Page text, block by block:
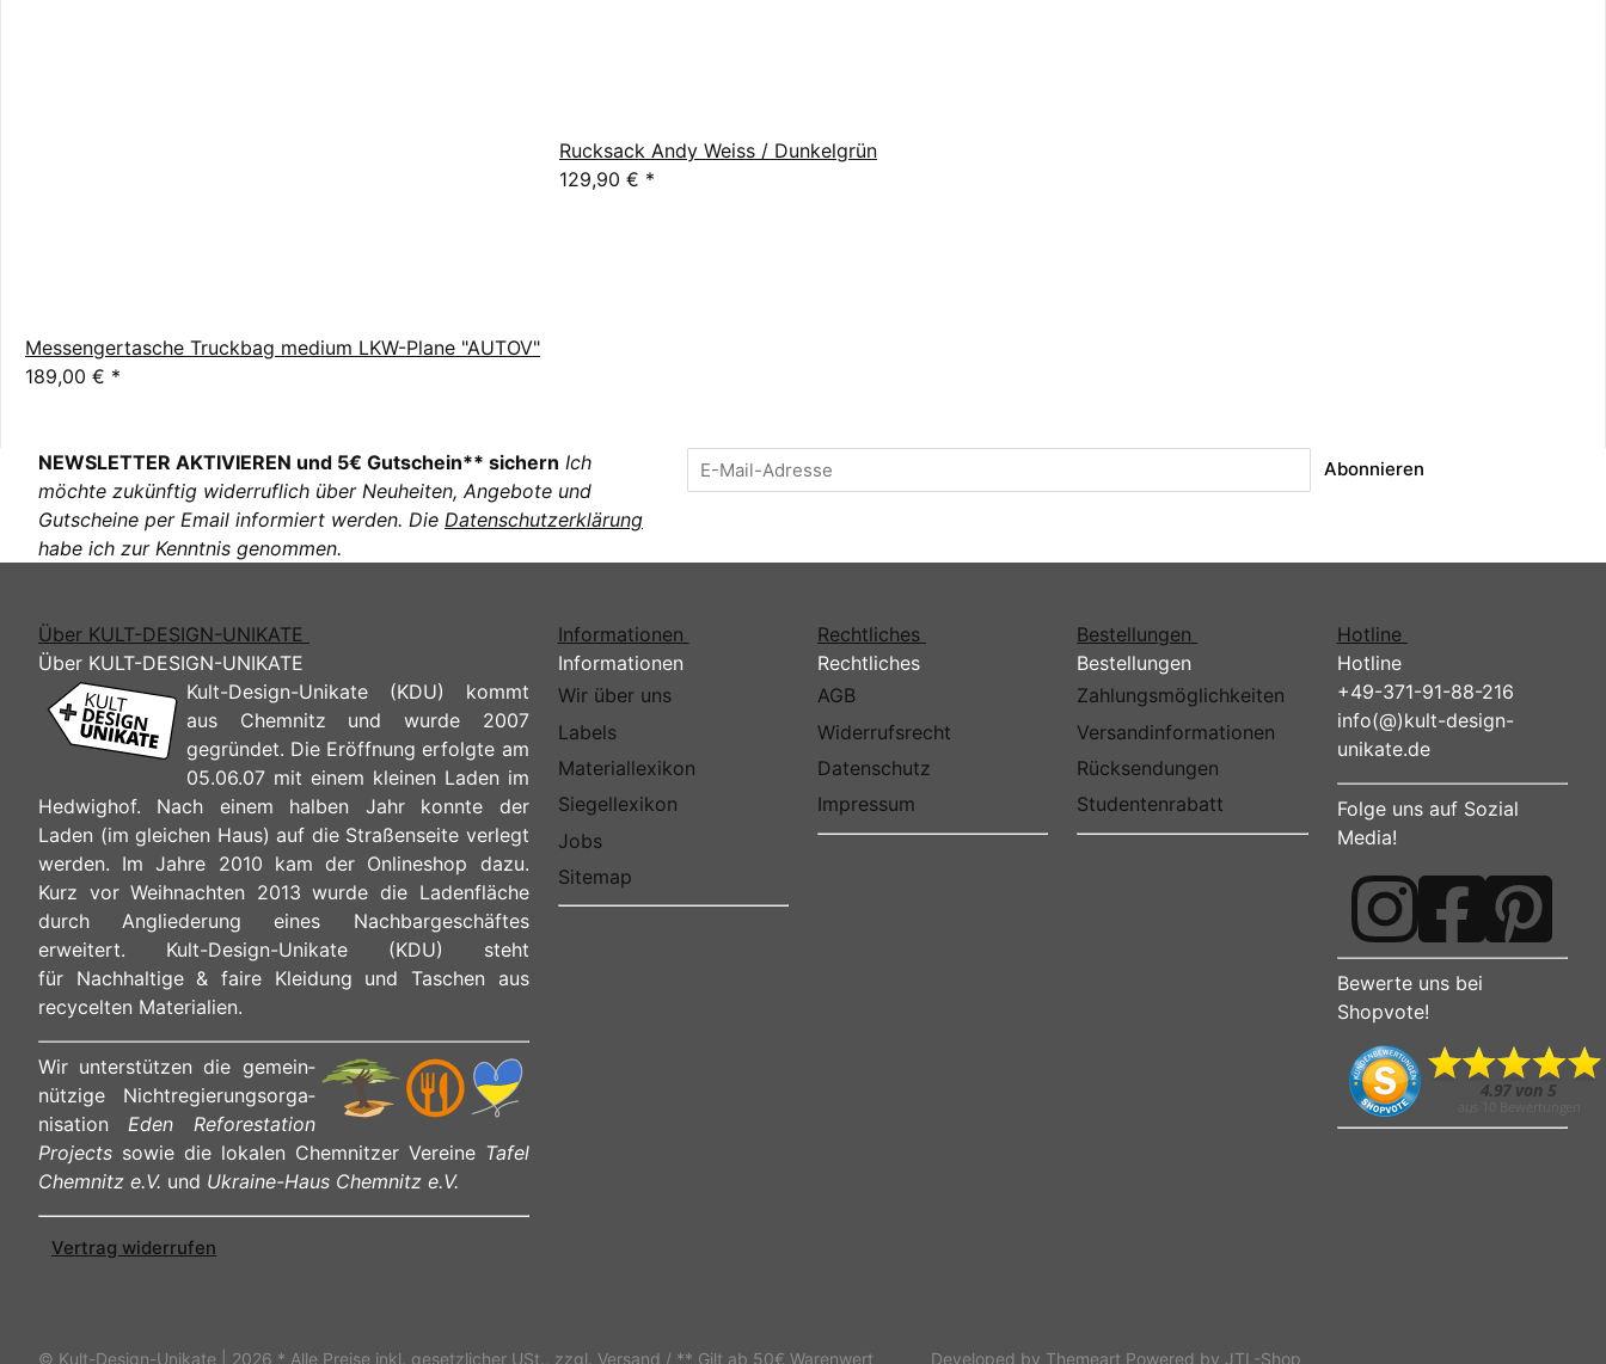
Messengertasche Truckbag medium LKW-Plane "AUTOV"
189,00 € *
Rucksack Andy Weiss / Dunkelgrün
129,90 € *
NEWSLETTER AKTIVIEREN und 5€ Gutschein** sichern Ich
möchte zukünftig widerruflich über Neuheiten, Angebote und
Gutscheine per Email informiert werden. Die Datenschutzerklärung
habe ich zur Kenntnis genommen.
Abonnieren
Über KULT-DESIGN-UNIKATE
Über KULT-DESIGN-UNIKATE
Kult-Design-Unikate (KDU) kommt
aus Chemnitz und wurde 2007
gegründet. Die Eröffnung erfolgte am
05.06.07 mit einem kleinen Laden im
Hedwighof. Nach einem halben Jahr konnte der
Laden (im gleichen Haus) auf die Straßenseite verlegt
werden. Im Jahre 2010 kam der Onlineshop dazu.
Kurz vor Weihnachten 2013 wurde die Ladenfläche
durch Angliederung eines Nachbargeschäftes
erweitert. Kult-Design-Unikate (KDU) steht
für Nachhaltige & faire Kleidung und Taschen aus
recycelten Materialien.
Wir unterstützen die ge­mein­
nüt­zi­ge Nicht­re­gie­rungs­or­ga­
ni­sa­ti­onEden Reforestation
Projects sowie die lokalen Chemnitzer Vereine Tafel
Chemnitz e.V. und Ukraine-Haus Chemnitz e.V.
Informationen
Informationen
Wir über uns
Labels
Materiallexikon
Siegellexikon
Jobs
Sitemap
Rechtliches
Rechtliches
AGB
Widerrufsrecht
Datenschutz
Impressum
Bestellungen
Bestellungen
Zahlungsmöglichkeiten
Versandinformationen
Rücksendungen
Studentenrabatt
Hotline
Hotline
+49-371-91-88-216
info(@)kult-design-
unikate.de
Folge uns auf Sozial
Media!
Bewerte uns bei
Shopvote!
Vertrag widerrufen
© Kult-Design-Unikate | 2026 * Alle Preise inkl. gesetzlicher USt., zzgl. Versand / ** Gilt ab 50€ Warenwert Developed by Themeart Powered by JTL-Shop